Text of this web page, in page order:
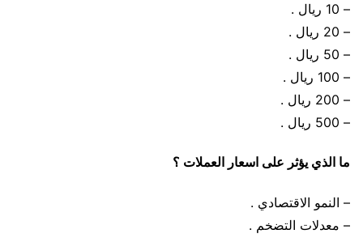
– 10 ريال .
– 20 ريال .
– 50 ريال .
– 100 ريال .
– 200 ريال .
– 500 ريال .
ما الذي يؤثر على اسعار العملات ؟
– النمو الاقتصادي .
– معدلات التضخم .